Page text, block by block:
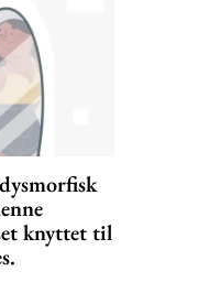
knyttet til